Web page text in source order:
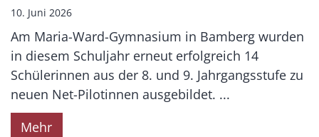
10. Juni 2026
Am Maria-Ward-Gymnasium in Bamberg wurden
in diesem Schuljahr erneut erfolgreich 14
Schülerinnen aus der 8. und 9. Jahrgangsstufe zu
neuen Net-Pilotinnen ausgebildet. ...
Mehr